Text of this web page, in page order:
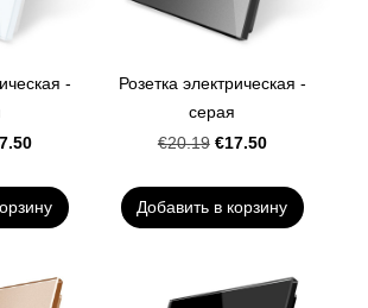
-
Розетка электрическая -
серая
€20.19 €17.50
Добавить в корзину